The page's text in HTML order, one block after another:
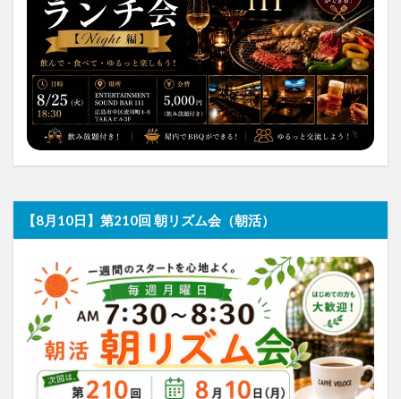
【8月10日】第210回 朝リズム会（朝活）